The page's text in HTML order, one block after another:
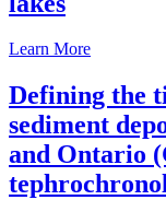
Learn More
Defining the
sediment
and Ontario